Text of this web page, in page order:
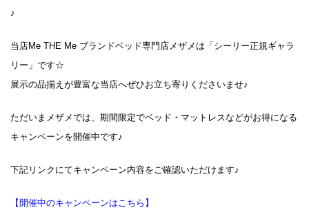
♪
当店Me THE Me ブランドベッド専門店メザメは「シーリー正規ギャラ
リー」です☆
展示の品揃えが豊富な当店へぜひお立ち寄りくださいませ♪
ただいまメザメでは、期間限定でベッド・マットレスなどがお得になる
キャンペーンを開催中です♪
下記リンクにてキャンペーン内容をご確認いただけます♪
【開催中のキャンペーンはこちら】